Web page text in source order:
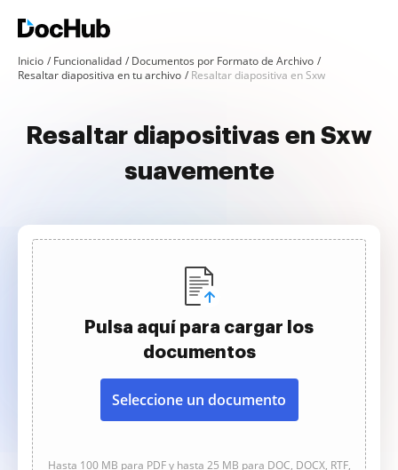
Inicio Funcionalidad
Documentos por Formato de Archivo
Resaltar diapositiva en tu archivo
Resaltar diapositiva en Sxw
Resaltar diapositivas en Sxw
suavemente
Pulsa aquí para cargar los
documentos
Seleccione un documento
Hasta 100 MB para PDF y hasta 25 MB para DOC, DOCX, RTF,